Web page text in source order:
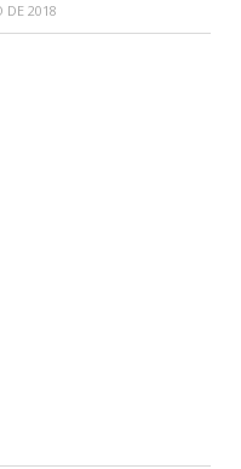
DE 2018